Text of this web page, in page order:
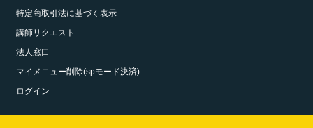
特定商取引法に基づく表示
講師リクエスト
法人窓口
マイメニュー削除(spモード決済)
ログイン